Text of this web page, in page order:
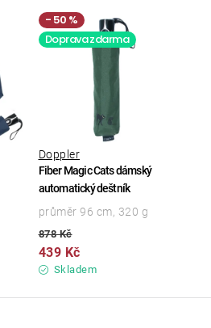
50 %
Doprava zdarma
Fiber Magic Cats dámský
automatický deštník
Doppler
Skladem
439 Kč
878 Kč
průměr 96 cm, 320 g